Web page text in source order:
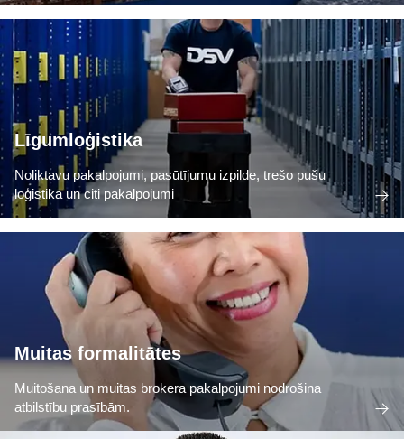
Līgumloģistika
Noliktavu pakalpojumi, pasūtījumu izpilde, trešo pušu
loģistika un citi pakalpojumi
Muitas formalitātes
Muitošana un muitas brokera pakalpojumi nodrošina
atbilstību prasībām.